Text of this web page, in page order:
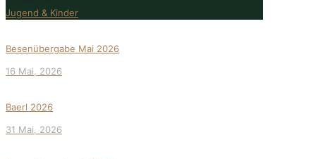
Jugend & Kinder
Besenübergabe Mai 2026
16 Mai, 2026
Baerl 2026
31 Mai, 2026